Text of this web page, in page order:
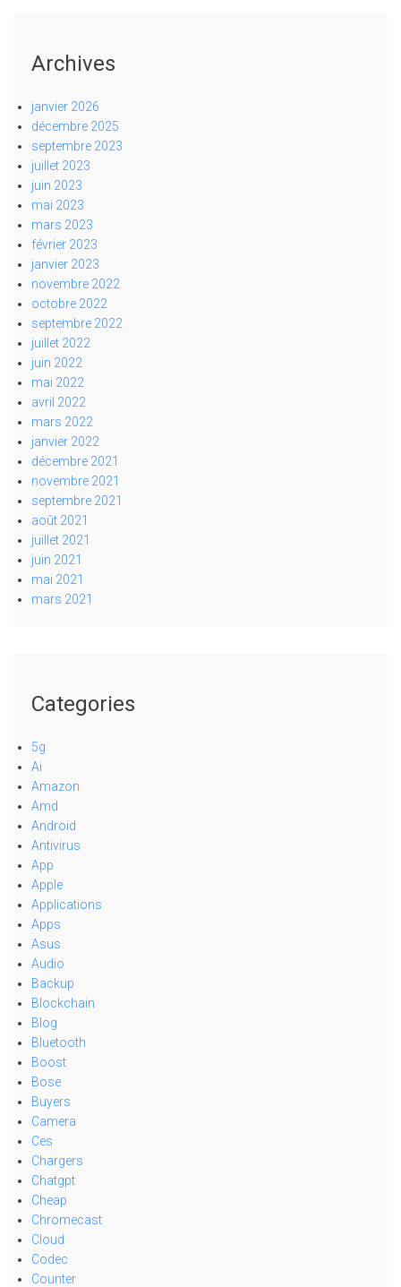
Archives
janvier 2026
décembre 2025
septembre 2023
juillet 2023
juin 2023
mai 2023
mars 2023
février 2023
janvier 2023
novembre 2022
octobre 2022
septembre 2022
juillet 2022
juin 2022
mai 2022
avril 2022
mars 2022
janvier 2022
décembre 2021
novembre 2021
septembre 2021
août 2021
juillet 2021
juin 2021
mai 2021
mars 2021
Categories
5g
Ai
Amazon
Amd
Android
Antivirus
App
Apple
Applications
Apps
Asus
Audio
Backup
Blockchain
Blog
Bluetooth
Boost
Bose
Buyers
Camera
Ces
Chargers
Chatgpt
Cheap
Chromecast
Cloud
Codec
Counter